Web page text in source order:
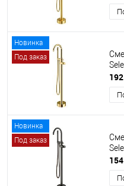
Новинка
Под заказ
Новинка
Под заказ